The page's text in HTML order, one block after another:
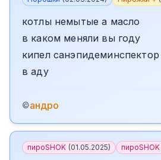
котлы немытые а масло
в каком меняли вы году
кипел санэпидеминспектор
в аду
©андро
пироSHOK (01.05.2025) пироSHOK